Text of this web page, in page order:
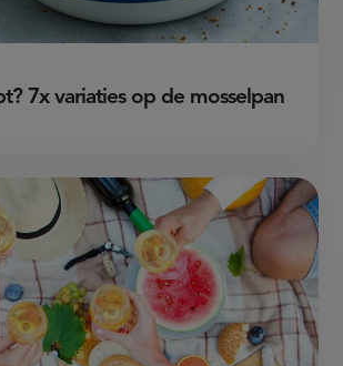
7x variaties op de mosselpan